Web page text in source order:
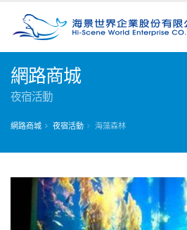
網路商城
夜宿活動
網路商城 夜宿活動 海藻森林